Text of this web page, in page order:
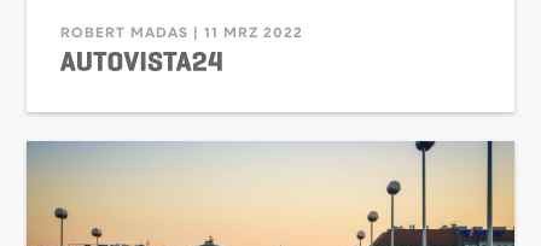
ROBERT MADAS | 11 MRZ 2022